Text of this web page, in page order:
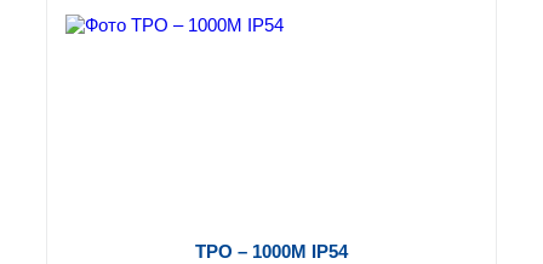
ТРО – 1000М IP54